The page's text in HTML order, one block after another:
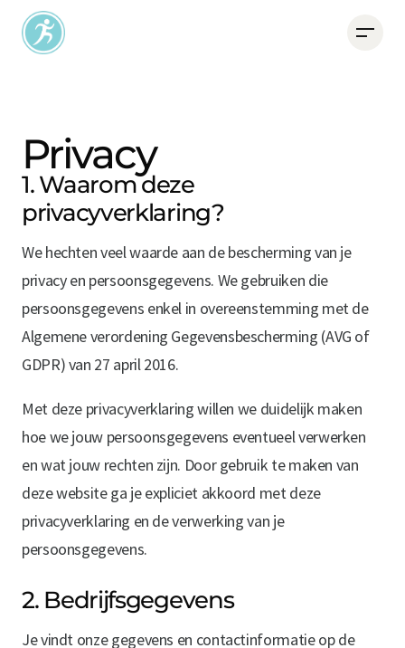
Privacy
1. Waarom deze
privacyverklaring?
We hechten veel waarde aan de bescherming van je
privacy en persoonsgegevens. We gebruiken die
persoonsgegevens enkel in overeenstemming met de
Algemene verordening Gegevensbescherming (AVG of
GDPR) van 27 april 2016.
Met deze privacyverklaring willen we duidelijk maken
hoe we jouw persoonsgegevens eventueel verwerken
en wat jouw rechten zijn. Door gebruik te maken van
deze website ga je expliciet akkoord met deze
privacyverklaring en de verwerking van je
persoonsgegevens.
2. Bedrijfsgegevens
Je vindt onze gegevens en contactinformatie op de